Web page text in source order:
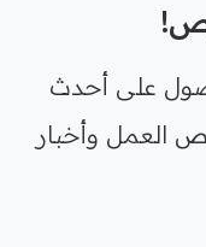
على أحدث
العمل وأخبار